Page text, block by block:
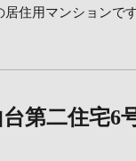
居住用マンションで
第二住宅6